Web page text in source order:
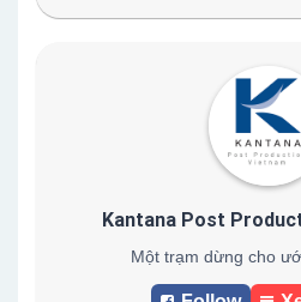
Kantana Post
Một trạm dừng cho